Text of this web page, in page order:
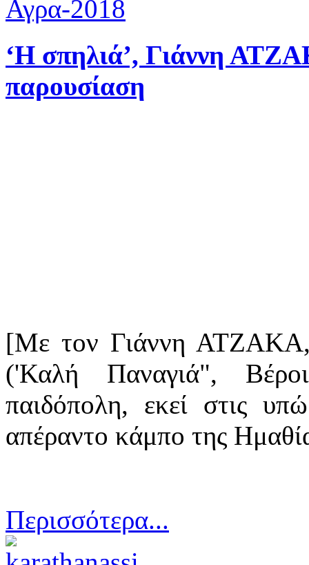
‘Η σπηλιά’, Γιάννη
παρουσίαση
[Με τον Γιάννη ΑΤΖΑΚΑ,
('Καλή Παναγιά",
παιδόπολη, εκεί στις
απέραντο κάμπο της
Περισσότερα...